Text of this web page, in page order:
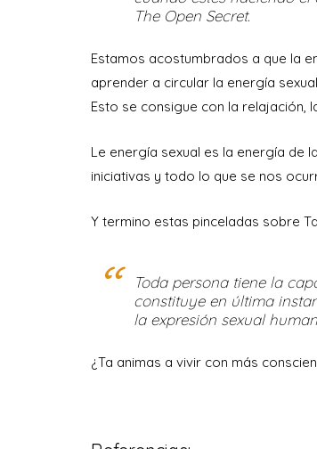
The Open Secret.
Estamos acostumbrados a que la
aprender a circular la energía
Esto se consigue con la relajación,
Le energía sexual es la energía de
iniciativas y todo lo que se nos
Y termino estas pinceladas sobre
Toda persona tiene la
constituye en última
la expresión sexual
¿Ta animas a vivir con más